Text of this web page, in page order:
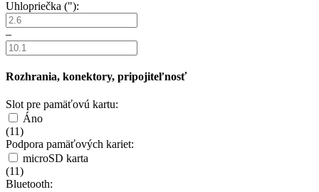
Uhlopriečka ("):
–
Rozhrania, konektory, pripojiteľnosť
Slot pre pamäťovú kartu:
Áno
(11)
Podpora pamäťových kariet:
microSD karta
(11)
Bluetooth: